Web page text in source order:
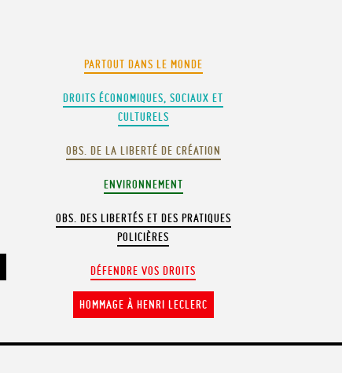
PARTOUT DANS LE MONDE
DROITS ÉCONOMIQUES, SOCIAUX ET
CULTURELS
OBS. DE LA LIBERTÉ DE CRÉATION
ENVIRONNEMENT
OBS. DES LIBERTÉS ET DES PRATIQUES
POLICIÈRES
DÉFENDRE VOS DROITS
HOMMAGE À HENRI LECLERC